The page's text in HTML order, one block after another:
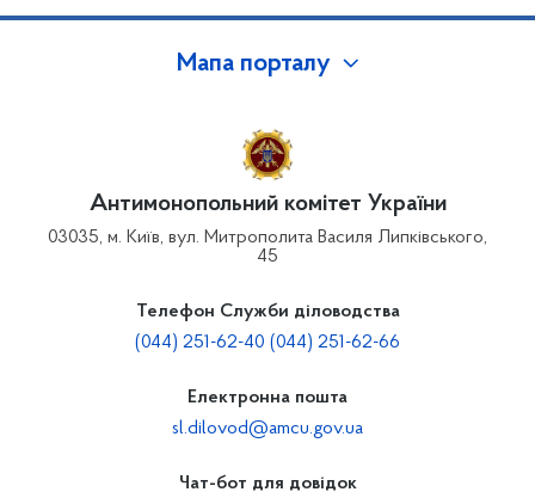
Мапа порталу
Антимонопольний комітет України
03035, м. Київ, вул. Митрополита Василя Липківського,
45
Телефон Служби діловодства
(044) 251-62-40 (044) 251-62-66
Електронна пошта
sl.dilovod@amcu.gov.ua
Чат-бот для довідок